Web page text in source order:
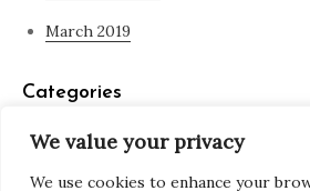
We value your privacy
We use cookies to enhance your
March 2019
Categories